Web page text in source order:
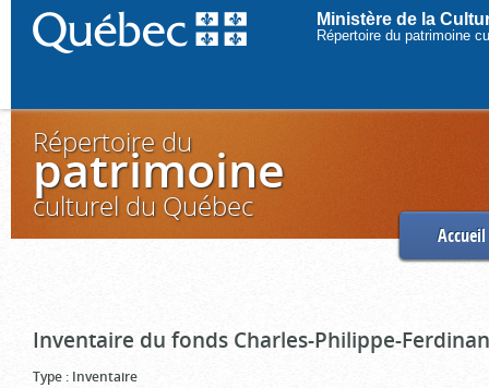
Ministère de la
Répertoire du patrimoine
Répertoire du
patrimoine
culturel du Québec
Accueil
Inventaire du fonds Charles-Philippe-
Type : Inventaire